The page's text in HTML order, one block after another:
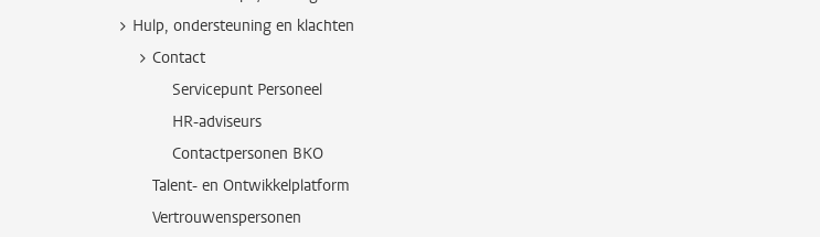
Hulp, ondersteuning en klachten
Contact
Servicepunt Personeel
HR-adviseurs
Contactpersonen BKO
Talent- en Ontwikkelplatform
Vertrouwenspersonen